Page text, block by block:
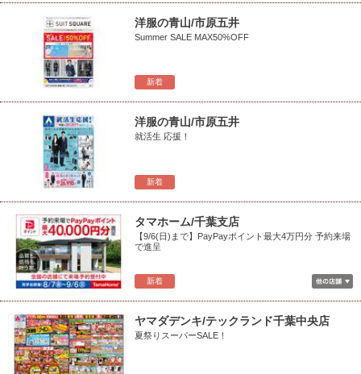
新着
洋服の青山/市原五井
Summer SALE MAX50%OFF
新着
洋服の青山/市原五井
就活生 応援！
新着
タマホーム/千葉支店
【9/6(日)まで】PayPayポイント最大4万円分 予約来場
で進呈
ヤマダデンキ/テックランド千葉中央店
夏祭りスーパーSALE！